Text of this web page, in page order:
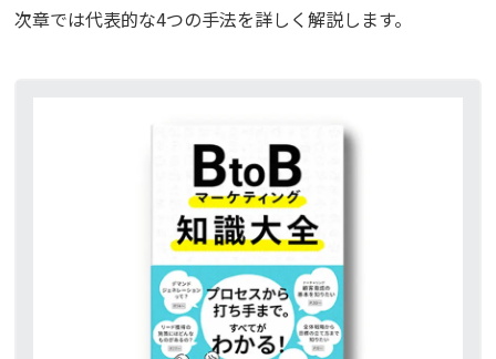
次章では代表的な4つの手法を詳しく解説します。